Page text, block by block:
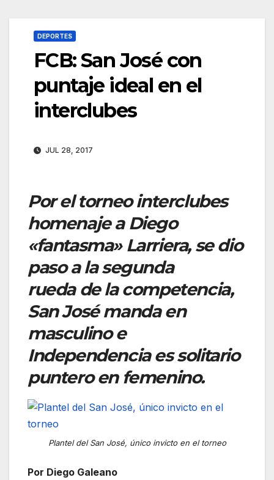
DEPORTES
FCB: San José con
puntaje ideal en el
interclubes
JUL 28, 2017
Por el torneo interclubes
homenaje a Diego
«fantasma» Larriera, se dio
paso a la segunda
rueda de la competencia,
San José manda en
masculino e
Independencia es solitario
puntero en femenino.
Plantel del San José, único invicto en el torneo
Por Diego Galeano